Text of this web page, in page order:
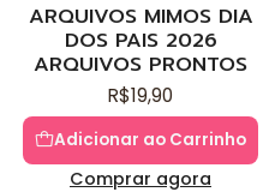
ARQUIVOS MIMOS DIA
DOS PAIS 2026
ARQUIVOS PRONTOS
R$19,90
Adicionar ao Carrinho
Comprar agora